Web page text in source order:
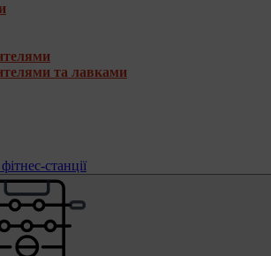
та лавками
станції